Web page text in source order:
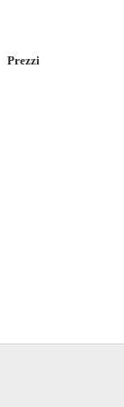
Prezzi